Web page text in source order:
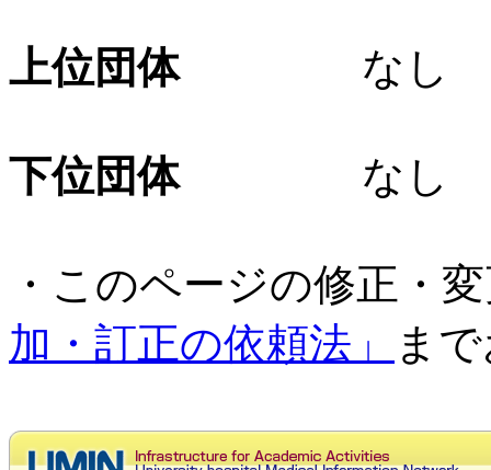
上位団体なし
下位団体なし
・このページの修正・
加・訂正の依頼法」
ま